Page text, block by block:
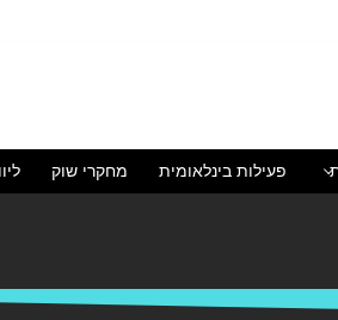
מחקרי שוק פעילות בינלאומית